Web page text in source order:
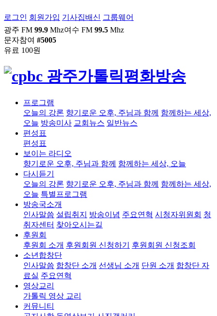
로그인 회원가입 기사집배신 그룹웨어
광주 FM 99.9 Mhz여수 FM 99.5 Mhz
문자참여 #5005
유료 100원
프로그램
오늘의 강론 향기로운 오후, 주님과 함께 함께하는 세상,
오늘 방송미사 교회뉴스 일반뉴스
편성표
편성표
보이는 라디오
향기로운 오후, 주님과 함께 함께하는 세상, 오늘
다시듣기
오늘의 강론 향기로운 오후, 주님과 함께 함께하는 세상,
오늘 특별프로그램
방송국소개
인사말씀 설립취지 방송이념 주요연혁 시청자위원회 청
취자센터 찾아오시는길
후원회
후원회 소개 후원회원 신청하기
후원회원 신청조회
소년합창단
인사말씀 합창단 소개 선생님 소개 단원 소개 합창단 자
료실 주요연혁
영상교리
가톨릭 영상 교리
커뮤니티